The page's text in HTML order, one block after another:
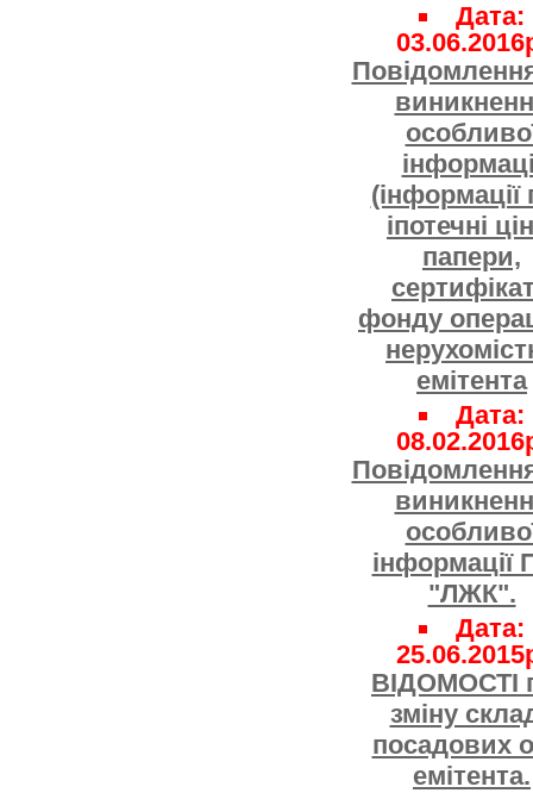
Дата:
(інформації
іпотечні
папери,
фонду
емітента
Дата:
інформації
"ЛЖК".
Дата:
ВІДОМОСТІ
зміну
посадових
емітента.